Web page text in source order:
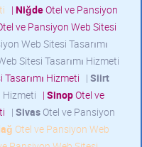
| NiğdeOtel ve Pansiyon
ve Pansiyon Web Sitesi
Web Sitesi Tasarımı
Sitesi Tasarımı Hizmeti
Hizmeti | Siirt
Hizmeti | SinopOtel ve
| Sivas Otel ve Pansiyon
Otel ve Pansiyon Web